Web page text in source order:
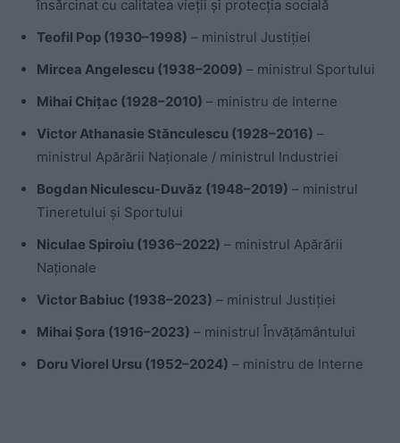
însărcinat cu calitatea vieții și protecția socială
Teofil Pop (1930–1998) – ministrul Justiției
Mircea Angelescu (1938–2009) – ministrul Sportului
Mihai Chițac (1928–2010) – ministru de Interne
Victor Athanasie Stănculescu (1928–2016) –
ministrul Apărării Naționale / ministrul Industriei
Bogdan Niculescu-Duvăz (1948–2019) – ministrul
Tineretului și Sportului
Niculae Spiroiu (1936–2022) – ministrul Apărării
Naționale
Victor Babiuc (1938–2023) – ministrul Justiției
Mihai Șora (1916–2023) – ministrul Învățământului
Doru Viorel Ursu (1952–2024) – ministru de Interne